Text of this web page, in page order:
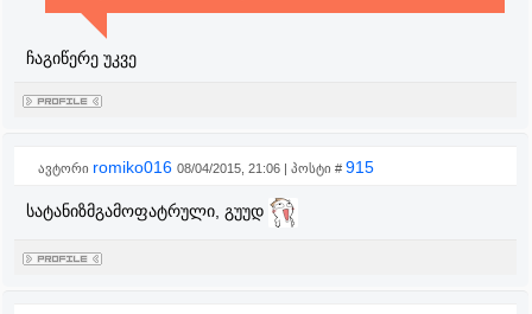
ჩაგიწერე უკვე
ავტორი romiko016 08/04/2015, 21:06 | პოსტი # 915
სატანიზმგამოფატრული, გუუდ